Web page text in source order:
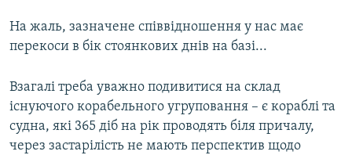
На жаль, зазначене співвідношення у нас має
перекоси в бік стоянкових днів на базі...
Взагалі треба уважно подивитися на склад
існуючого корабельного угруповання – є кораблі та
судна, які 365 діб на рік проводять біля причалу,
через застарілість не мають перспектив щодо